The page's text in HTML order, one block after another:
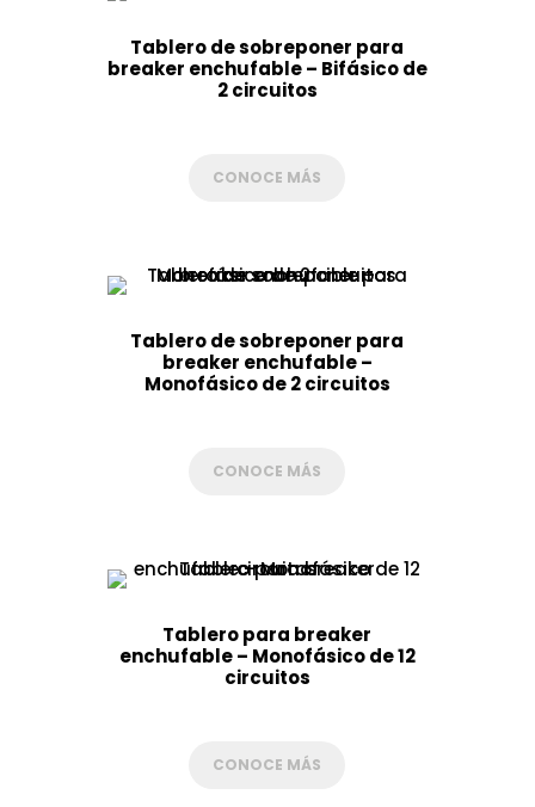
Tablero de sobreponer para
breaker enchufable – Bifásico de
2 circuitos
CONOCE MÁS
Tablero de sobreponer para
breaker enchufable –
Monofásico de 2 circuitos
CONOCE MÁS
Tablero para breaker
enchufable – Monofásico de 12
circuitos
CONOCE MÁS